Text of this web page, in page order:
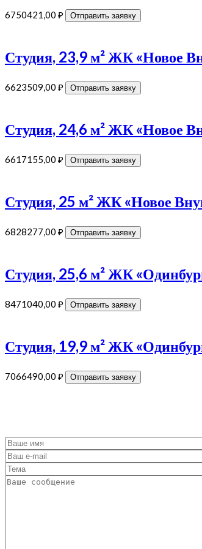
6750421,00 ₽ Отправить заявку
Студия, 23,9 м² ЖК «Новое
6623509,00 ₽ Отправить заявку
Студия, 24,6 м² ЖК «Новое
6617155,00 ₽ Отправить заявку
Студия, 25 м² ЖК «Новое
6828277,00 ₽ Отправить заявку
Студия, 25,6 м² ЖК
8471040,00 ₽ Отправить заявку
Студия, 19,9 м² ЖК
7066490,00 ₽ Отправить заявку